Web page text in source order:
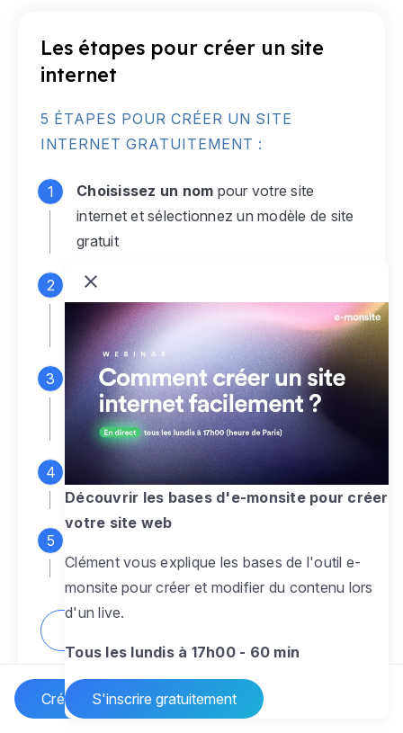
Créer un site Internet
Les étapes pour créer un site
internet
5 ÉTAPES POUR CRÉER UN SITE
INTERNET GRATUITEMENT :
Choisissez un nom pour votre site
internet et sélectionnez un modèle de site
gratuit
Connectez-vous
monsite gratuit pour accéder à votre
espace d'administration
Personnalisez entièrement le
designpour créer un site web sur-mesure,
à votre image
Ajoutez des pagessans limite pour
présenter votre activité, votre passion
pour rendre votre site dynamique
Découvrir les bases d'e-monsite pour créer
votre site web
Clément vous explique les bases de l'outil e-
monsite pour créer et modifier du contenu lors
d'un live.
Tous les lundis à 17h00 - 60 min
S'inscrire gratuitement